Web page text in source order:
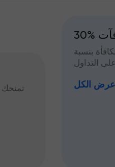
تمنحك
بنسبة
عرض الكل